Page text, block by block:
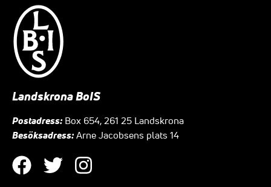
Landskrona BoIS
Postadress: Box 654, 261 25 Landskrona
Besöksadress: Arne Jacobsens plats 14